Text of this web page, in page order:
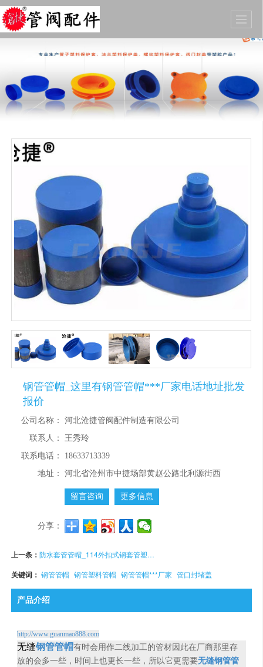
钢管管帽_这里有钢管管帽***厂家电话地址批发
报价
公司名称：
河北沧捷管阀配件制造有限公司
联系人：
王秀玲
联系电话：
18633713339
地址：
河北省沧州市中捷场部黄赵公路北利源街西
留言咨询 更多信息
分享：
上一条： 防水套管管帽_114外扣式钢套管塑料管帽_浙江嘉兴货源推荐沧捷
关键词：钢管管帽 钢管塑料管帽 钢管管帽***厂家 管口封堵盖
产品介绍
http://www.guanmao888.com
无缝钢管管帽有时会用作二线加工的管材因此在厂商那里存
放的会多一些，时间上也更长一些，所以它更需要无缝钢管管